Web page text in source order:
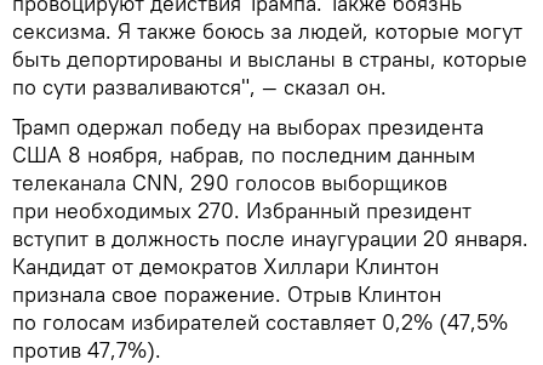
сексизма. Я также боюсь за людей, которые могут
быть депортированы и высланы в страны, которые
по сути разваливаются", — сказал он.
Трамп одержал победу на выборах президента
США 8 ноября, набрав, по последним данным
телеканала CNN, 290 голосов выборщиков
при необходимых 270. Избранный президент
вступит в должность после инаугурации 20 января.
Кандидат от демократов Хиллари Клинтон
признала свое поражение. Отрыв Клинтон
по голосам избирателей составляет 0,2% (47,5%
против 47,7%).